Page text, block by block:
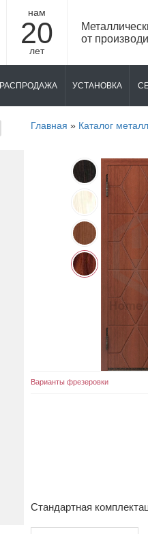
нам
20
лет
от
РАСПРОДАЖА УСТАНОВКА
Главная » Каталог
Варианты фрезеровки
Стандартная